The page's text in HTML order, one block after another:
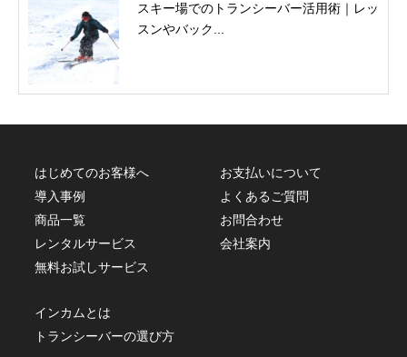
スキー場でのトランシーバー活用術｜レッ
スンやバック...
はじめてのお客様へ
導入事例
商品一覧
レンタルサービス
無料お試しサービス
お支払いについて
よくあるご質問
お問合わせ
会社案内
インカムとは
トランシーバーの選び方